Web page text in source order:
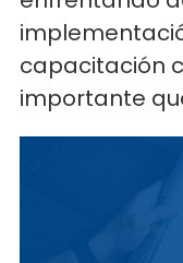
capacitación
importante